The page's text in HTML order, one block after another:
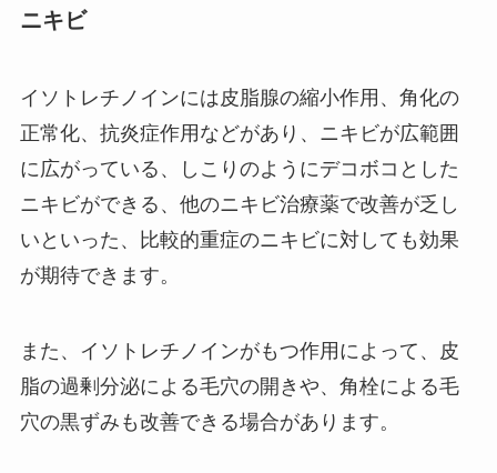
ニキビ
イソトレチノインには皮脂腺の縮小作用、角化の
正常化、抗炎症作用などがあり、ニキビが広範囲
に広がっている、しこりのようにデコボコとした
ニキビができる、他のニキビ治療薬で改善が乏し
いといった、比較的重症のニキビに対しても効果
が期待できます。
また、イソトレチノインがもつ作用によって、皮
脂の過剰分泌による毛穴の開きや、角栓による毛
穴の黒ずみも改善できる場合があります。